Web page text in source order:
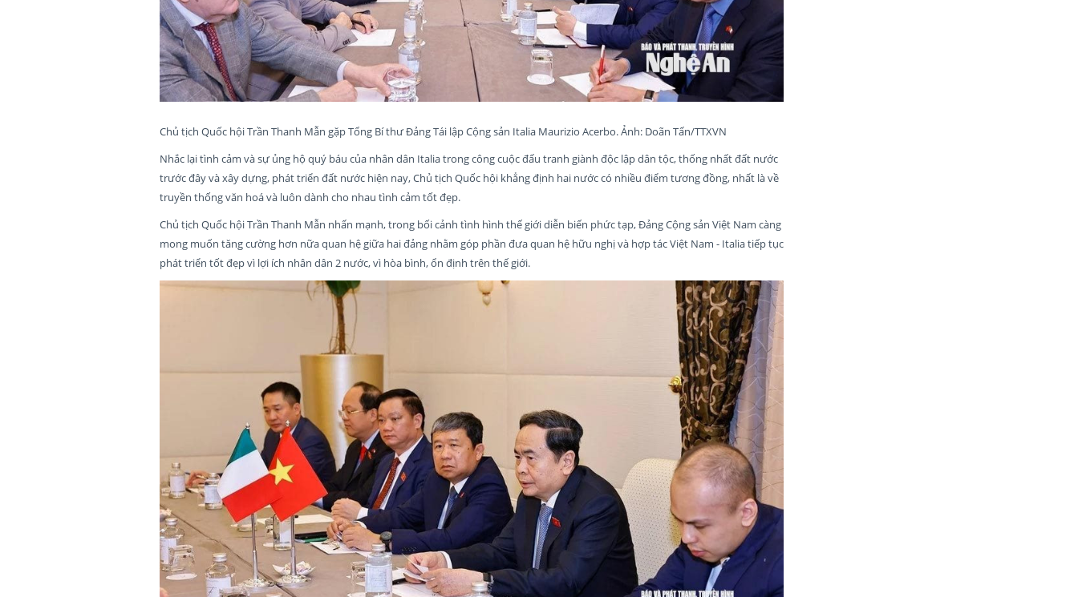
Chủ tịch Quốc hội Trần Thanh Mẫn gặp Tổng Bí thư Đảng Tái lập Cộng sản Italia Maurizio Acerbo. Ảnh: Doãn Tấn/TTXVN
Nhắc lại tình cảm và sự ủng hộ quý báu của nhân dân Italia trong công cuộc đấu tranh giành độc lập dân tộc, thống nhất đất nước
trước đây và xây dựng, phát triển đất nước hiện nay, Chủ tịch Quốc hội khẳng định hai nước có nhiều điểm tương đồng, nhất là về
truyền thống văn hoá và luôn dành cho nhau tình cảm tốt đẹp.
Chủ tịch Quốc hội Trần Thanh Mẫn nhấn mạnh, trong bối cảnh tình hình thế giới diễn biến phức tạp, Đảng Cộng sản Việt Nam càng
mong muốn tăng cường hơn nữa quan hệ giữa hai đảng nhằm góp phần đưa quan hệ hữu nghị và hợp tác Việt Nam - Italia tiếp tục
phát triển tốt đẹp vì lợi ích nhân dân 2 nước, vì hòa bình, ổn định trên thế giới.